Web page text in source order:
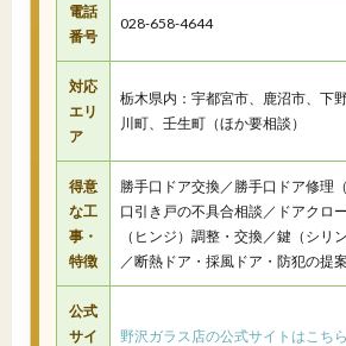
電話
番号
028-658-4644
対応
エリ
ア
栃木県内：宇都宮市、鹿沼市、下
川町、壬生町（ほか要相談）
得意
な工
事・
特徴
勝手口ドア交換／勝手口ドア修理
口引き戸の不具合相談／ドアクロ
（ヒンジ）調整・交換／鍵（シリ
／断熱ドア・採風ドア・防犯の提案
公式
サイ
野沢ガラス店の公式サイトはこちら